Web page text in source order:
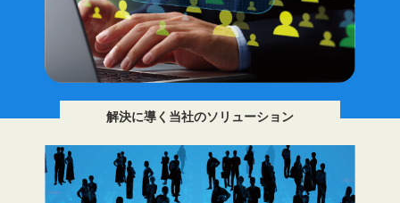
解決に導く当社のソリューション